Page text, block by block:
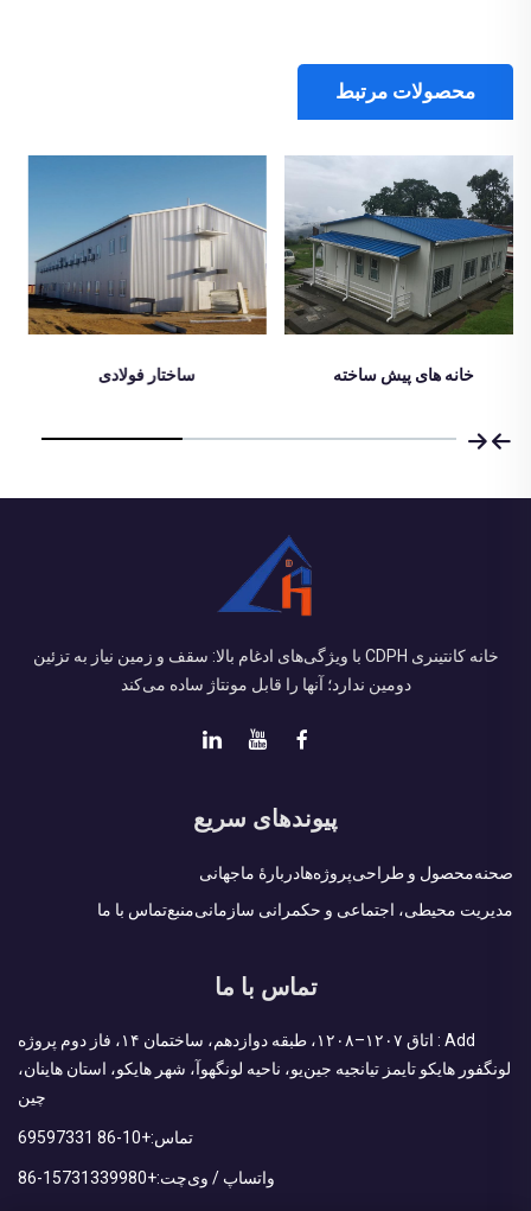
محصولات مرتبط
ساختار فولادی اتاق لتن
خانه کانتینری CDPH با ویژگی‌های ادغام بالا: سقف و زمین نیاز به تزئین
دومین ندارد؛ آنها را قابل مونتاژ ساده می‌کند
پیوندهای سریع
صحنهمحصول و طراحیپروژه‌هادربارهٔ ماجهانی
مدیریت محیطی، اجتماعی و حکمرانی سازمانیمنبعتماس با ما
تماس با ما
Add : اتاق ۱۲۰۷–۱۲۰۸، طبقه دوازدهم، ساختمان ۱۴، فاز دوم پروژه
لونگفور هایکو تایمز تیانجیه جین‌یو، ناحیه لونگهوآ، شهر هایکو، استان هاینان،
چین
تماس:+86-10 69597331
واتساپ / وی‌چت:+86-15731339980